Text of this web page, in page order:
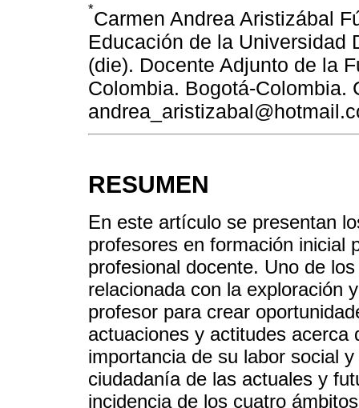
*Carmen Andrea Aristizábal
Educación de la Universidad
(die). Docente Adjunto de la
Colombia. Bogotá-Colombia.
RESUMEN
En este artículo se presentan
profesores en formación inicial
profesional docente. Uno de
relacionada con la exploración
profesor para crear
actuaciones y actitudes
importancia de su labor social
ciudadanía de las actuales y
incidencia de los cuatro